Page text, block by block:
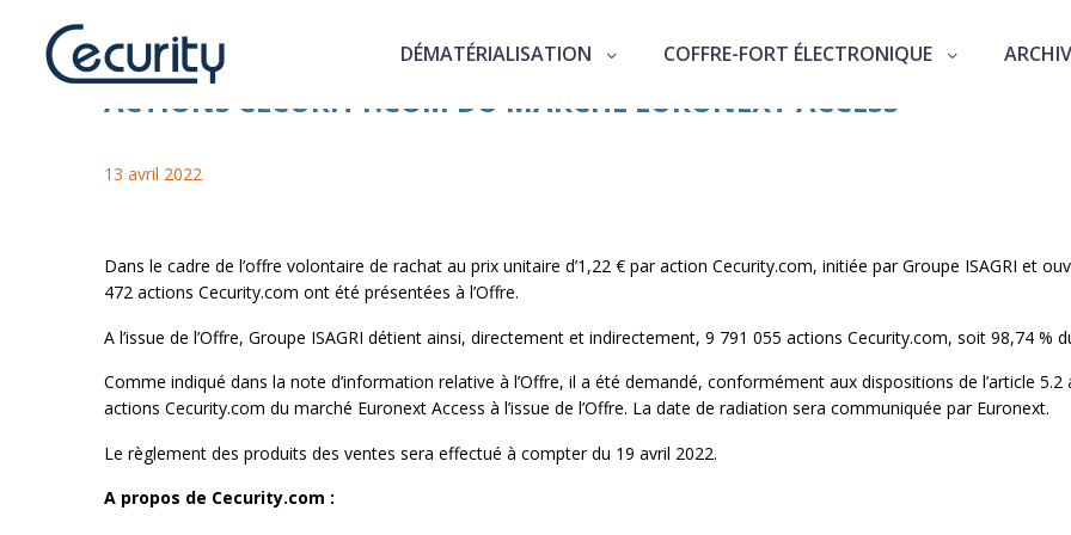
DÉMATÉRIALISATION COFFRE-FORT ÉLECTRONIQUE
RESULTAT DE L'OFFRE VOLONTAIRE DE RACHAT DES ACTIONS
ACTIONS CECURITY.COM DU MARCHE EURONEXT ACCESS
13 avril 2022
Dans le cadre de l’offre volontaire de rachat au prix unitaire d’1,22 € par action Cecurity.com, initiée par Groupe ISAGRI et
472 actions Cecurity.com ont été présentées à l’Offre.
A l’issue de l’Offre, Groupe ISAGRI détient ainsi, directement et indirectement, 9 791 055 actions Cecurity.com, soit 98,74
Comme indiqué dans la note d’information relative à l’Offre, il a été demandé, conformément aux dispositions de l’article
actions Cecurity.com du marché Euronext Access à l’issue de l’Offre. La date de radiation sera communiquée par Euronext.
Le règlement des produits des ventes sera effectué à compter du 19 avril 2022.
A propos de Cecurity.com :